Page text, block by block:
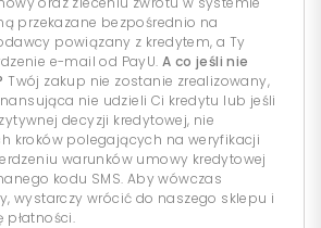
przekazane bezpośrednio na
powiązany z kredytem, a Ty
e-mail od PayU. A co jeśli nie
Twój zakup nie zostanie zrealizowany,
nie udzieli Ci kredytu lub jeśli
decyzji kredytowej, nie
kroków polegających na weryfikacji
warunków umowy kredytowej
kodu SMS. Aby wówczas
wystarczy wrócić do naszego sklepu i